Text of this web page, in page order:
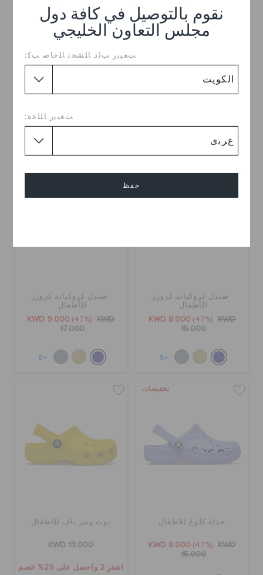
نقوم بالتوصيل في كافة دول
مجلس التعاون الخليجي
ﺖﻐﻴﻳﺭ ﺐﻟﺩ ﺎﻠﺸﺤﻧ ﺎﻠﺧﺎﺻ ﺐﻛ:
ﺖﻐﻴﻳﺭ ﺎﻠﻠﻏﺓ:
حفظ
KWD 9.000 (64%) KWD
KWD 13.000
صندل كروكباند كروزر
للأطفال
KWD 8.000 (47%)
KWD
15.000
+5
صندل كروكباند كروزر
للأطفال
KWD 9.000 (47%)
KWD
17.000
+6
تخفيضات
حذاء كلوغ للاطفال
KWD 8.000 (47%)
KWD
15.000
بوت ونتر باف للأطفال
KWD 13.000
اشترِ 2 واحصل على 25% خصم